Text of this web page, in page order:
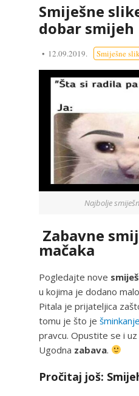
Smiješne
dobar smijeh
12.09.2019. Smiješne
Najbolje
Zabavne
mačaka
Pogledajte nove
u kojima je dodano
Pitala je prijateljica
tomu je što je šminkanje
pravcu. Opustite se i uz
Ugodna zabava.
Pročitaj još: